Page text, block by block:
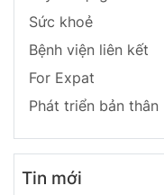
Sức khoẻ
Bệnh viện liên kết
For Expat
Phát triển bản thân
Tin mới